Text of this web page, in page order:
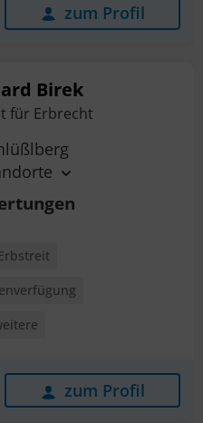
zum Profil
Birek
für Erbrecht
zum Profil